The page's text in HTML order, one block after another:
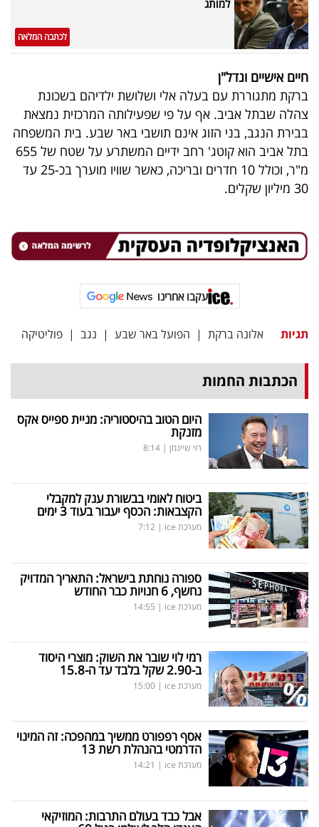
למותג
לכתבה המלאה
חיים אישיים ונדל"ן
ברקת מתגוררת עם בעלה אלי ושלושת ילדיהם בשכונת
צהלה שבתל אביב. אף על פי שפעילותה המרכזית נמצאת
בבירת הנגב, בני הזוג אינם תושבי באר שבע. בית המשפחה
בתל אביב הוא קוטג' רחב ידיים המשתרע על שטח של 655
מ"ר, וכולל 10 חדרים ובריכה, כאשר שוויו מוערך בכ-25 עד
30 מיליון שקלים.
עקבו אחרינו
תגיות אלונה ברקת | הפועל באר שבע | נגב | פוליטיקה
הכתבות החמות
היום הטוב בהיסטוריה: מניית ספייס אקס
מזנקת
רוי שיינמן |
8:14
ביטוח לאומי בבשורת ענק למקבלי
הקצבאות: הכסף יעבור בעוד 3 ימים
מערכת ice |
7:12
ספורה נוחתת בישראל: התאריך המדויק
נחשף, 6 חנויות כבר החודש
מערכת ice |
14:55
רמי לוי שובר את השוק: מוצרי היסוד
ב-2.90 שקל בלבד עד ה-15.8
מערכת ice |
15:00
אסף רפפורט ממשיך במהפכה: זה המינוי
הדרמטי בהנהלת רשת 13
מערכת ice |
14:21
אבל כבד בעולם התרבות: המוזיקאי